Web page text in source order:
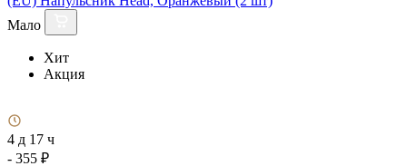
Мало
Хит
Акция
4 д 17 ч
- 355 ₽